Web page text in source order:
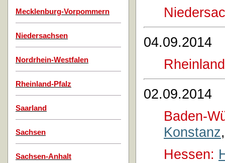
Mecklenburg-Vorpommern
Niedersachsen
Nordrhein-Westfalen
Rheinland-Pfalz
Saarland
Sachsen
Sachsen-Anhalt
04.09.2014
02.09.2014
Baden-
Konstanz
Hessen: